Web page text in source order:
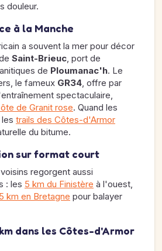
douleur.
à la Manche
a souvent la mer pour décor
Saint-Brieuc, port de
de Ploumanac'h. Le
le fameux GR34, offre par
spectaculaire,
de Granit rose. Quand les
trails des Côtes-d'Armor
du bitume.
sur format court
regorgent aussi
: les 5 km du Finistère à l'ouest,
5 km en Bretagne pour balayer
dans les Côtes-d'Armor